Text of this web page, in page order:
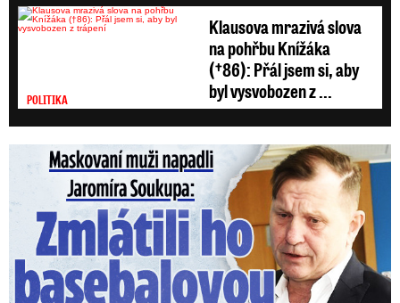
POLITIKA
Klausova mrazivá slova
na pohřbu Knížáka
(†86): Přál jsem si, aby
byl vysvobozen z ...
Maskovaní muži napadli Jaromíra Soukupa: Krvavá nakládačka